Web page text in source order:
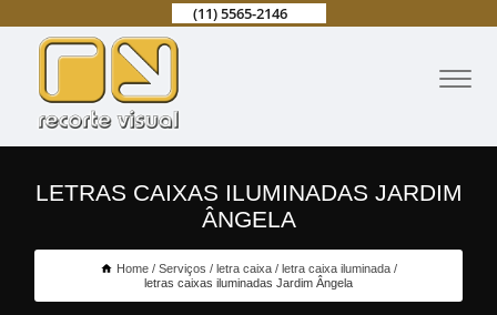
(11) 5565-2146
LETRAS CAIXAS ILUMINADAS JARDIM
ÂNGELA
Home Serviços letra caixa
letra caixa iluminada
letras caixas iluminadas Jardim Ângela